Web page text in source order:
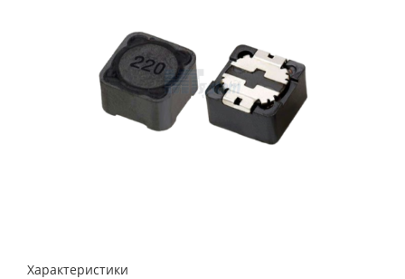
Характеристики